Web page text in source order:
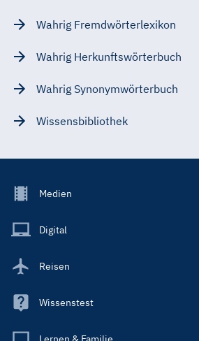
Wahrig Fremdwörterlexikon
Wahrig Herkunftswörterbuch
Wahrig Synonymwörterbuch
Wissensbibliothek
Footer
Main
Medien
Digital
Reisen
Wissenstest